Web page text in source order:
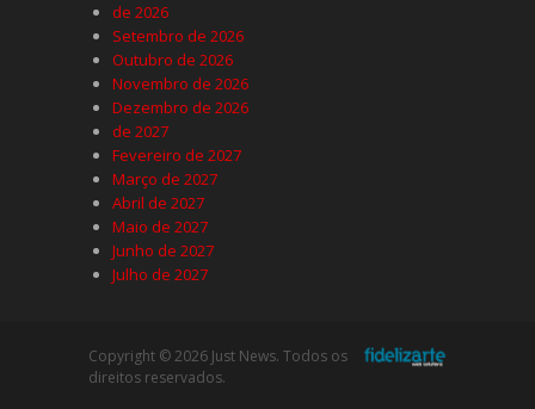
de 2026
Setembro de 2026
Outubro de 2026
Novembro de 2026
Dezembro de 2026
de 2027
Fevereiro de 2027
Março de 2027
Abril de 2027
Maio de 2027
Junho de 2027
Julho de 2027
Copyright © 2026 Just News. Todos os
direitos reservados.